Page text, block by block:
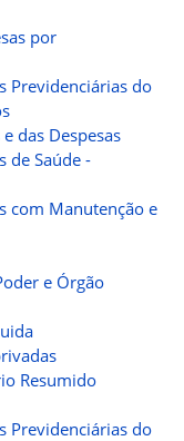
por
Previdenciárias do
das Despesas
de Saúde -
com Manutenção e
e Órgão
Resumido
Previdenciárias do